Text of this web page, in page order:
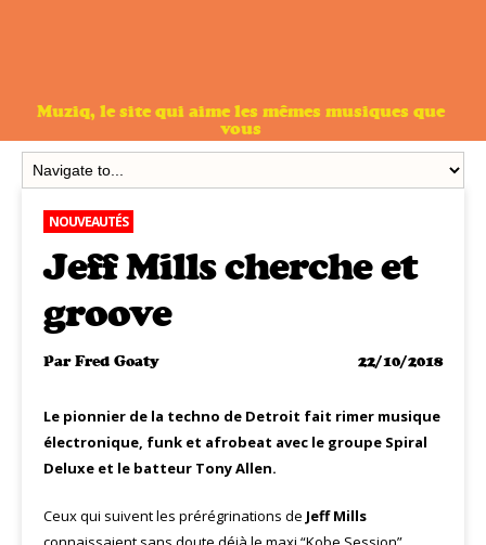
Muziq, le site qui aime les mêmes musiques que
vous
NOUVEAUTÉS
Jeff Mills cherche et
groove
ParFred Goaty 22/10/2018
Le pionnier de la techno de Detroit fait rimer musique
électronique, funk et afrobeat avec le groupe Spiral
Deluxe et le batteur Tony Allen.
Ceux qui suivent les prérégrinations de Jeff Mills